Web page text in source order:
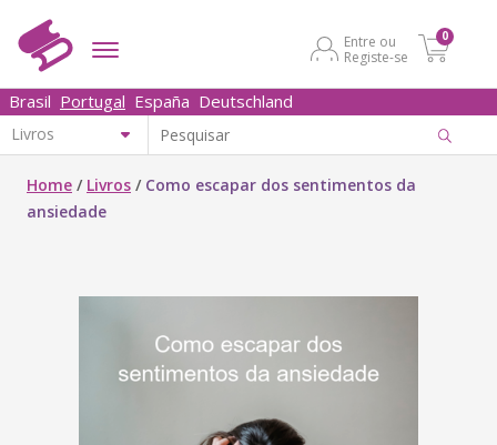
Entre ou
Registe-se
0
Brasil Portugal España Deutschland
Home / Livros / Como escapar dos sentimentos da
ansiedade